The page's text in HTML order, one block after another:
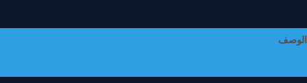
Pro
RC
Accessories
الوصف